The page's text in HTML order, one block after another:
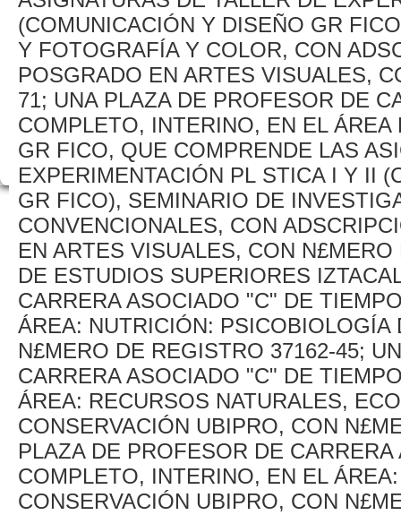
(COMUNICACIÓN Y DISEÑO GR
Y FOTOGRAFÍA Y COLOR, CON
POSGRADO EN ARTES VISUALES,
71; UNA PLAZA DE PROFESOR DE
COMPLETO, INTERINO, EN EL
GR FICO, QUE COMPRENDE LAS
EXPERIMENTACIÓN PL STICA I Y II
GR FICO), SEMINARIO DE
CONVENCIONALES, CON
EN ARTES VISUALES, CON
DE ESTUDIOS SUPERIORES
CARRERA ASOCIADO "C" DE
ÁREA: NUTRICIÓN:
N£MERO DE REGISTRO 37162-45;
CARRERA ASOCIADO "C" DE
ÁREA: RECURSOS NATURALES,
CONSERVACIÓN UBIPRO, CON
PLAZA DE PROFESOR DE
COMPLETO, INTERINO, EN EL
CONSERVACIÓN UBIPRO, CON